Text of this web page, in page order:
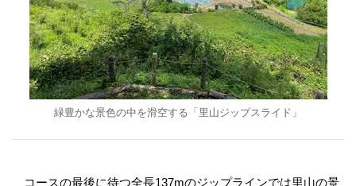
緑豊かな景色の中を滑空する「里山ジップスライド」
コースの最後に待つ全長137mのジップラインでは里山の景